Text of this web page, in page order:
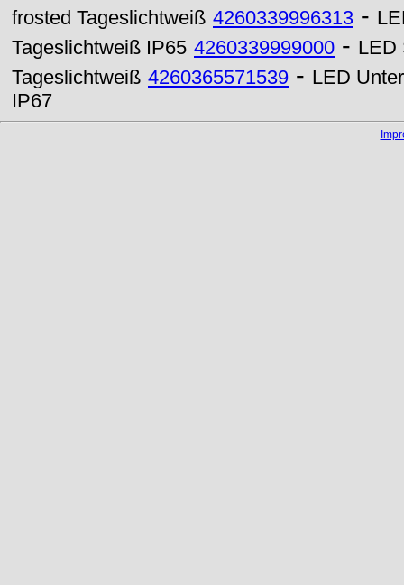
frosted Tageslichtweiß 4260339996313 -
Tageslichtweiß IP65 4260339999000 - LED
Tageslichtweiß 4260365571539 - LED
IP67